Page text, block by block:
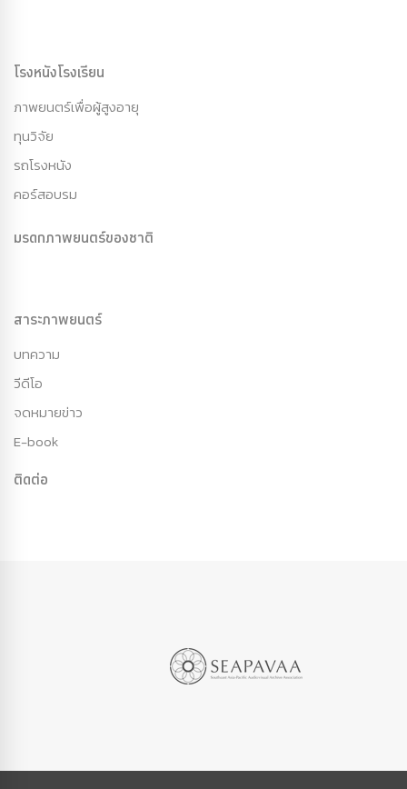
โรงหนังโรงเรียน
ภาพยนตร์เพื่อผู้สูงอายุ
ทุนวิจัย
รถโรงหนัง
คอร์สอบรม
มรดกภาพยนตร์ของชาติ
สาระภาพยนตร์
บทความ
วีดีโอ
จดหมายข่าว
E-book
ติดต่อ